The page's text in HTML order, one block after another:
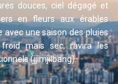
douces, ciel dégagé et
en fleurs aux érables
une saison des pluies
mais sec, ravira les
(jjimjilbang).